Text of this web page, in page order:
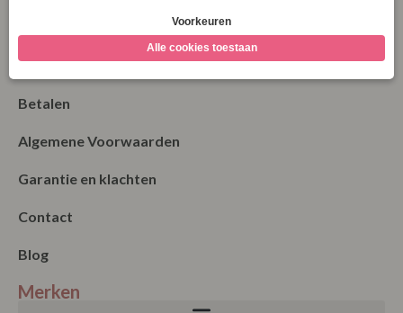
Bestellen
Betalen
Algemene Voorwaarden
Garantie en klachten
Contact
Blog
Merken